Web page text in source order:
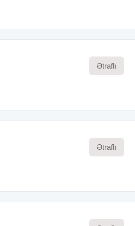
Ətraflı
Ətraflı